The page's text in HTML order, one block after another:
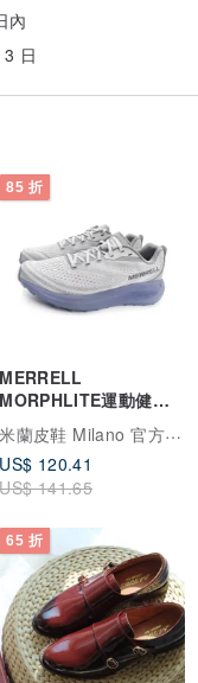
內
3 日
85 折
MERRELL
MORPHLITE運動健行
越野慢跑鞋 男鞋-靛藍色米蘭皮鞋 Milano 官方直營
US$ 120.41
US$ 141.65
65 折